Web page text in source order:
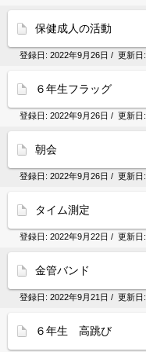
保健成人の活動
登録日: 2022年9月26日 / 更新日:
６年生フラッグ
登録日: 2022年9月26日 / 更新日:
朝会
登録日: 2022年9月26日 / 更新日:
タイム測定
登録日: 2022年9月22日 / 更新日:
金管バンド
登録日: 2022年9月21日 / 更新日:
６年生 高跳び